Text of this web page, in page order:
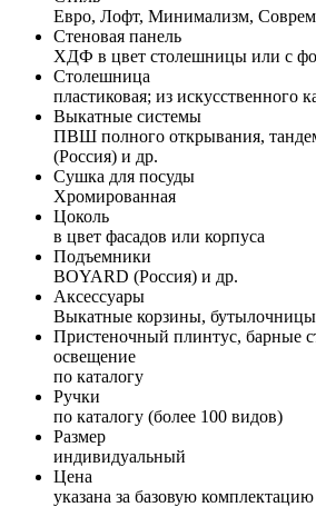
Евро, Лофт, Минимализм,
Стеновая панель
ХДФ в цвет столешницы или с
Столешница
пластиковая; из искусственного
Выкатные системы
ПВШ полного открывания,
(Россия) и др.
Сушка для посуды
Хромированная
Цоколь
в цвет фасадов или корпуса
Подъемники
BOYARD (Россия) и др.
Аксессуары
Выкатные корзины,
Пристеночный плинтус, барные
освещение
по каталогу
Ручки
по каталогу (более 100 видов)
Размер
индивидуальный
Цена
указана за базовую комплектацию